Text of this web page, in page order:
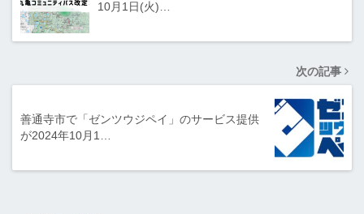
10月1日(火)…
次の記事
善通寺市で「ゼンツウジペイ」のサービス提供
が2024年10月1…